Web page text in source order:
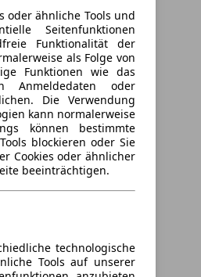
oder ähnliche Tools und
Seitenfunktionen
Funktionalität der
als Folge von
Funktionen wie das
Anmeldedaten oder
Die Verwendung
kann normalerweise
können bestimmte
blockieren oder Sie
Cookies oder ähnlicher
beeinträchtigen.
technologische
Tools auf unserer